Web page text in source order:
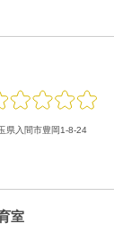
県入間市豊岡1-8-24
室